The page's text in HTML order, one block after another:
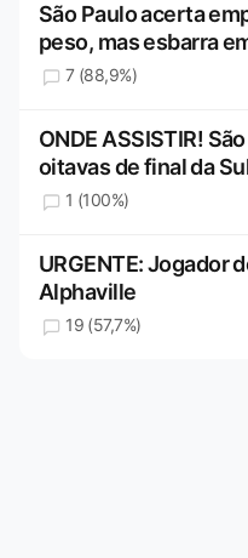
São Paulo acerta
peso, mas esbarra
7 (88,9%)
ONDE ASSISTIR!
oitavas de final da
1 (100%)
URGENTE: Jogador
Alphaville
19 (57,7%)